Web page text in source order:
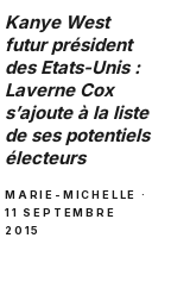
Kanye West
futur président
des Etats-Unis :
Laverne Cox
s’ajoute à la liste
de ses potentiels
électeurs
MARIE-MICHELLE ·
11 SEPTEMBRE
2015